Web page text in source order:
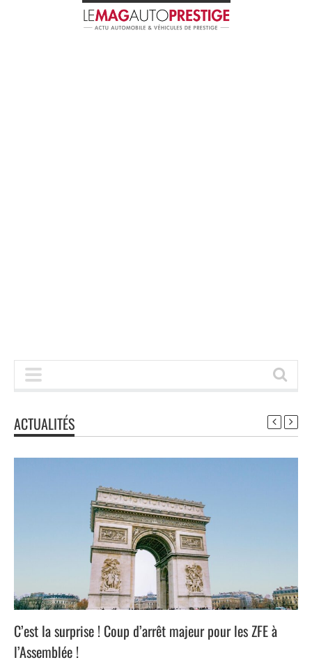
ACTUALITÉS
C’est la surprise ! Coup d’arrêt majeur pour les ZFE à
l’Assemblée !